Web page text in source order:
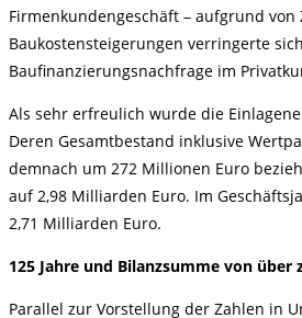
Firmenkundengeschäft – aufgrund von
Baukostensteigerungen verringerte
Baufinanzierungsnachfrage im
Als sehr erfreulich wurde die
Deren Gesamtbestand inklusive
demnach um 272 Millionen Euro
auf 2,98 Milliarden Euro. Im
2,71 Milliarden Euro.
125 Jahre und Bilanzsumme von über
Parallel zur Vorstellung der Zahlen in